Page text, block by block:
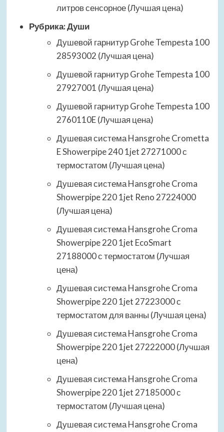
литров сенсорное (Лучшая цена)
Рубрика:Души
Душевой гарнитур Grohe Tempesta 100
28593002 (Лучшая цена)
Душевой гарнитур Grohe Tempesta 100
27927001 (Лучшая цена)
Душевой гарнитур Grohe Tempesta 100
2760110E (Лучшая цена)
Душевая система Hansgrohe Crometta
E Showerpipe 240 1jet 27271000 с
термостатом (Лучшая цена)
Душевая система Hansgrohe Croma
Showerpipe 220 1jet Reno 27224000
(Лучшая цена)
Душевая система Hansgrohe Croma
Showerpipe 220 1jet EcoSmart
27188000 с термостатом (Лучшая
цена)
Душевая система Hansgrohe Croma
Showerpipe 220 1jet 27223000 с
термостатом для ванны (Лучшая цена)
Душевая система Hansgrohe Croma
Showerpipe 220 1jet 27222000 (Лучшая
цена)
Душевая система Hansgrohe Croma
Showerpipe 220 1jet 27185000 с
термостатом (Лучшая цена)
Душевая система Hansgrohe Croma